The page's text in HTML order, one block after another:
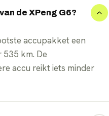
de XPeng G6?
accupakket een
535 km. De
accu reikt iets minder